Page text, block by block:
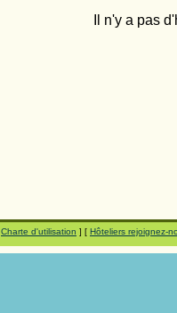
Il n'y a pas
Charte d'utilisation ] [ Hôteliers rejoignez-